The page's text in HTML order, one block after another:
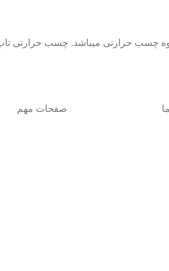
چسب حرارتی میباشد. چسب حرارتی
صفحات مهم